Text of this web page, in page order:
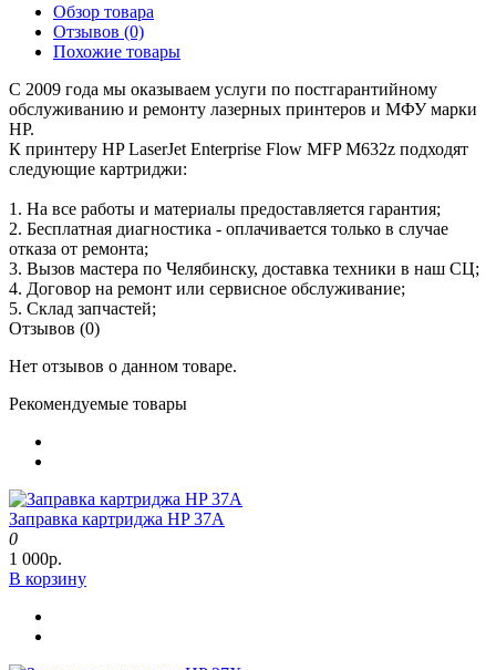
Обзор товара
Отзывов (0)
Похожие товары
С 2009 года мы оказываем услуги по постгарантийному
обслуживанию и ремонту лазерных принтеров и МФУ марки
HP.
К принтеру HP LaserJet Enterprise Flow MFP M632z подходят
следующие картриджи:
1. На все работы и материалы предоставляется гарантия;
2. Бесплатная диагностика - оплачивается только в случае
отказа от ремонта;
3. Вызов мастера по Челябинску, доставка техники в наш СЦ;
4. Договор на ремонт или сервисное обслуживание;
5. Склад запчастей;
Отзывов (0)
Нет отзывов о данном товаре.
Рекомендуемые товары
Заправка картриджа HP 37A
0
1 000р.
В корзину